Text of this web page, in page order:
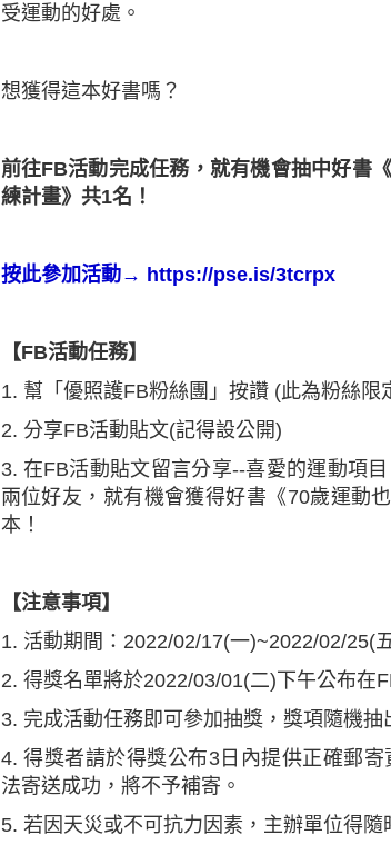
受運動的好處。
想獲得這本好書嗎？
前往FB活動完成任務，就有機會抽中好書
練計畫》共1名！
按此參加活動→ https://pse.is/3tcrpx
【FB活動任務】
1. 幫「優照護FB粉絲團」按讚 (此為粉絲限
2. 分享FB活動貼文(記得設公開)
3. 在FB活動貼文留言分享--喜愛的運動項
兩位好友，就有機會獲得好書《70歲運動
本！
【注意事項】
1. 活動期間：2022/02/17(一)~2022/02/25(
2. 得獎名單將於2022/03/01(二)下午公布在
3. 完成活動任務即可參加抽獎，獎項隨機抽
4. 得獎者請於得獎公布3日內提供正確郵
法寄送成功，將不予補寄。
5. 若因天災或不可抗力因素，主辦單位得隨